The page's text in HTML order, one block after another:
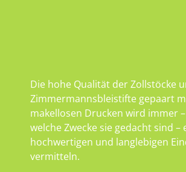
Die hohe Qualität der Zollstöcke
Zimmermannsbleistifte gepaart
makellosen Drucken wird immer
welche Zwecke sie gedacht sind –
hochwertigen und langlebigen
vermitteln.